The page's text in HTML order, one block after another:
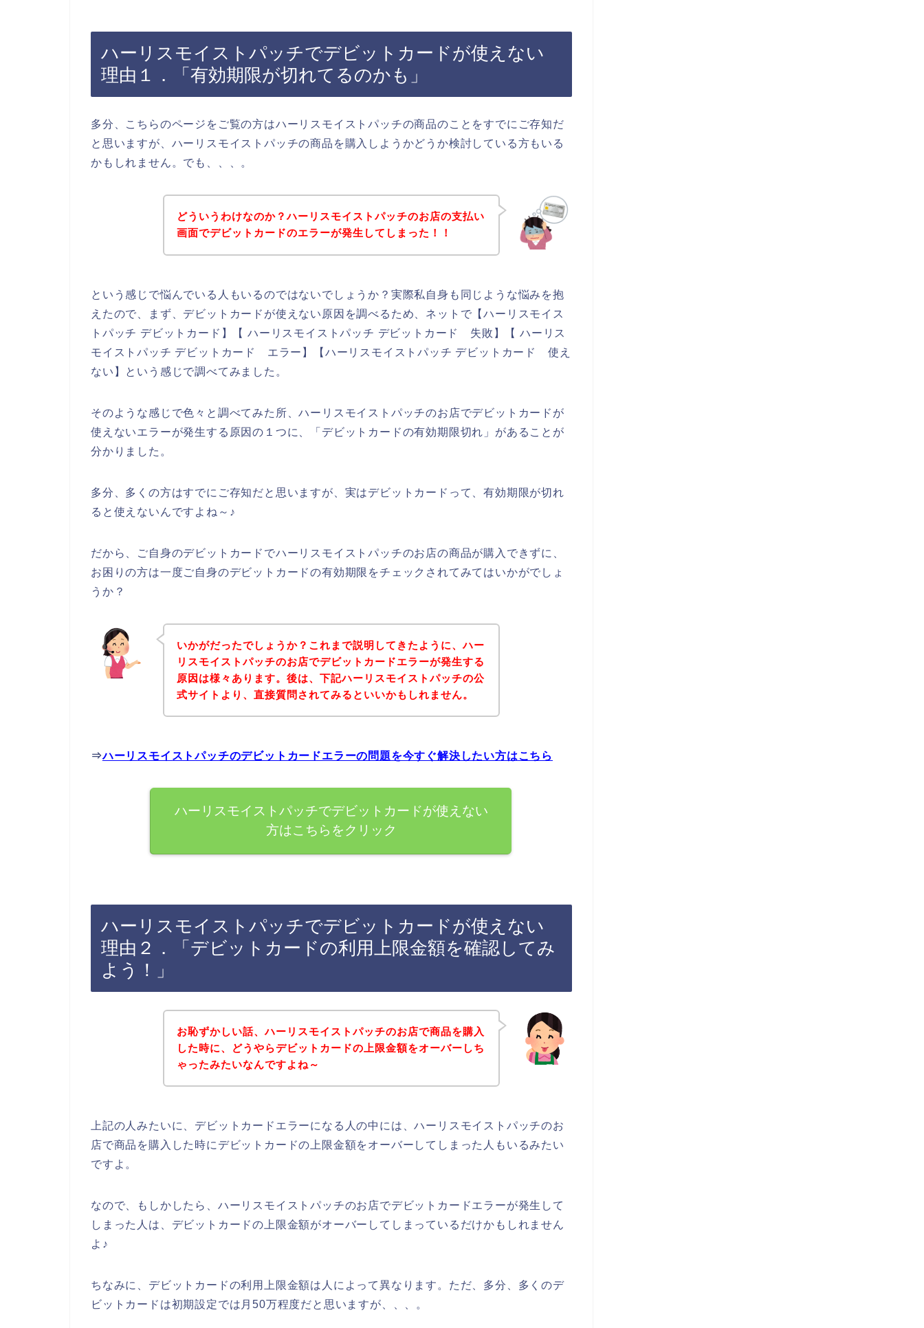
ハーリスモイストパッチでデビットカードが使えない
理由１．「有効期限が切れてるのかも」
多分、こちらのページをご覧の方はハーリスモイストパッチの商品のことをすでにご存知だ
と思いますが、ハーリスモイストパッチの商品を購入しようかどうか検討している方もいる
かもしれません。でも、、、。
どういうわけなのか？ハーリスモイストパッチのお店の支払い
画面でデビットカードのエラーが発生してしまった！！
という感じで悩んでいる人もいるのではないでしょうか？実際私自身も同じような悩みを抱
えたので、まず、デビットカードが使えない原因を調べるため、ネットで【ハーリスモイス
トパッチ デビットカード】【 ハーリスモイストパッチ デビットカード 失敗】【 ハーリス
モイストパッチ デビットカード エラー】【ハーリスモイストパッチ デビットカード 使え
ない】という感じで調べてみました。
そのような感じで色々と調べてみた所、ハーリスモイストパッチのお店でデビットカードが
使えないエラーが発生する原因の１つに、「デビットカードの有効期限切れ」があることが
分かりました。
多分、多くの方はすでにご存知だと思いますが、実はデビットカードって、有効期限が切れ
ると使えないんですよね～♪
だから、ご自身のデビットカードでハーリスモイストパッチのお店の商品が購入できずに、
お困りの方は一度ご自身のデビットカードの有効期限をチェックされてみてはいかがでしょ
うか？
いかがだったでしょうか？これまで説明してきたように、ハー
リスモイストパッチのお店でデビットカードエラーが発生する
原因は様々あります。後は、下記ハーリスモイストパッチの公
式サイトより、直接質問されてみるといいかもしれません。
⇒ハーリスモイストパッチのデビットカードエラーの問題を今すぐ解決したい方はこちら
ハーリスモイストパッチでデビットカードが使えない
方はこちらをクリック
ハーリスモイストパッチでデビットカードが使えない
理由２．「デビットカードの利用上限金額を確認してみ
よう！」
お恥ずかしい話、ハーリスモイストパッチのお店で商品を購入
した時に、どうやらデビットカードの上限金額をオーバーしち
ゃったみたいなんですよね～
上記の人みたいに、デビットカードエラーになる人の中には、ハーリスモイストパッチのお
店で商品を購入した時にデビットカードの上限金額をオーバーしてしまった人もいるみたい
ですよ。
なので、もしかしたら、ハーリスモイストパッチのお店でデビットカードエラーが発生して
しまった人は、デビットカードの上限金額がオーバーしてしまっているだけかもしれません
よ♪
ちなみに、デビットカードの利用上限金額は人によって異なります。ただ、多分、多くのデ
ビットカードは初期設定では月50万程度だと思いますが、、、。